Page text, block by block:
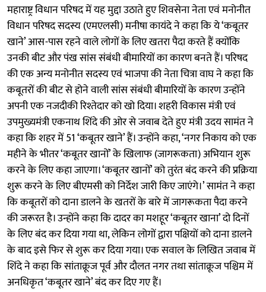
महाराष्ट्र विधान परिषद में यह मुद्दा उठाते हुए शिवसेना नेता एवं मनोनीत
विधान परिषद सदस्य (एमएलसी) मनीषा कायंदे ने कहा कि ये ‘कबूतर
खाने’ आस-पास रहने वाले लोगों के लिए खतरा पैदा करते हैं क्योंकि
उनकी बीट और पंख सांस संबंधी बीमारियों का कारण बनते हैं। परिषद
की एक अन्य मनोनीत सदस्य एवं भाजपा की नेता चित्रा वाघ ने कहा कि
कबूतरों की बीट से होने वाली सांस संबंधी बीमारियों के कारण उन्होंने
अपनी एक नजदीकी रिश्तेदार को खो दिया। शहरी विकास मंत्री एवं
उपमुख्यमंत्री एकनाथ शिंदे की ओर से जवाब देते हुए मंत्री उदय सामंत ने
कहा कि शहर में 51 ‘कबूतर खाने’ हैं। उन्होंने कहा, ‘नगर निकाय को एक
महीने के भीतर ‘कबूतर खानों’ के खिलाफ (जागरूकता) अभियान शुरू
करने के लिए कहा जाएगा। ‘कबूतर खानों’ को तुरंत बंद करने की प्रक्रिया
शुरू करने के लिए बीएमसी को निर्देश जारी किए जाएंगे।’ सामंत ने कहा
कि कबूतरों को दाना डालने के खतरों के बारे में जागरूकता पैदा करने
की जरूरत है। उन्होंने कहा कि दादर का मशहूर ‘कबूतर खाना’ दो दिनों
के लिए बंद कर दिया गया था, लेकिन लोगों द्वारा पक्षियों को दाना डालने
के बाद इसे फिर से शुरू कर दिया गया। एक सवाल के लिखित जवाब में
शिंदे ने कहा कि सांताक्रूज पूर्व और दौलत नगर तथा सांताक्रूज पश्चिम में
अनधिकृत ‘कबूतर खाने’ बंद कर दिए गए हैं।